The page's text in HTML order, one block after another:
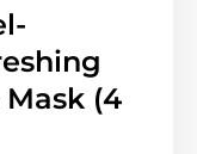
(4